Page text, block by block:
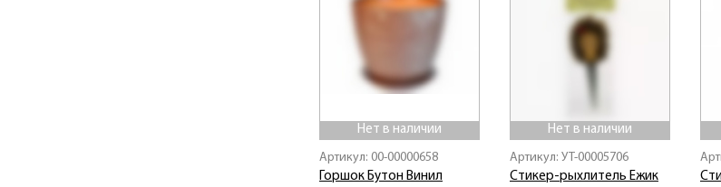
Нет в наличии
Артикул: 00-00000658
Горшок Бутон Винил
Нет в наличии
Артикул: УТ-00005706
Стикер-рыхлитель Ежик